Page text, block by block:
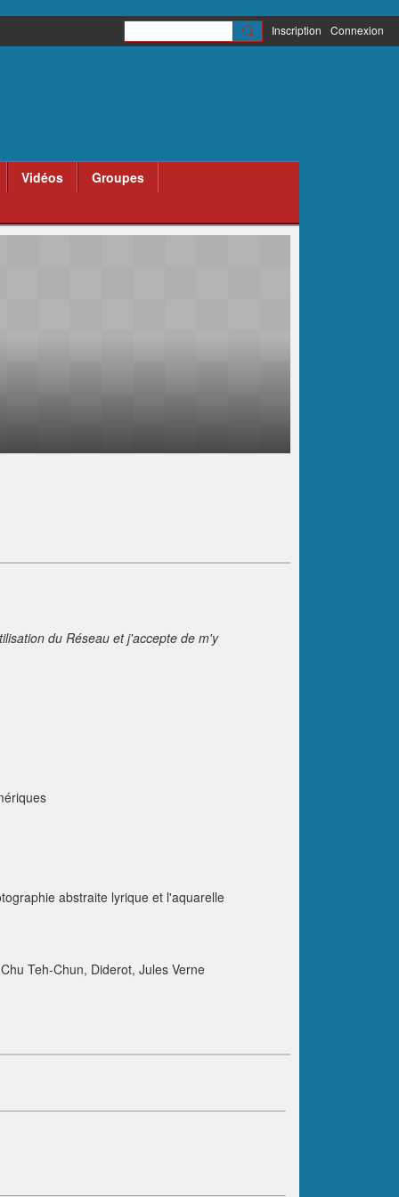
Inscription Connexion
Vidéos
Groupes
du Réseau et j'accepte de m'y
abstraite lyrique et l'aquarelle
Teh-Chun, Diderot, Jules Verne